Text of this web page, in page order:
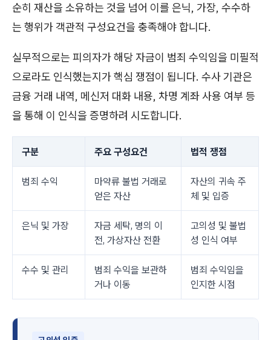
순히 재산을 소유하는 것을 넘어 이를 은닉, 가장, 수수하
는 행위가 객관적 구성요건을 충족해야 합니다.
실무적으로는 피의자가 해당 자금이 범죄 수익임을 미필적
으로라도 인식했는지가 핵심 쟁점이 됩니다. 수사 기관은
금융 거래 내역, 메신저 대화 내용, 차명 계좌 사용 여부 등
을 통해 이 인식을 증명하려 시도합니다.
구분 주요 구성요건 법적 쟁점
범죄 수익
마약류 불법 거래로
얻은 자산
자산의 귀속 주
체 및 입증
은닉 및 가장
자금 세탁, 명의 이
전, 가상자산 전환
고의성 및 불법
성 인식 여부
수수 및 관리
범죄 수익을 보관하
거나 이동
범죄 수익임을
인지한 시점